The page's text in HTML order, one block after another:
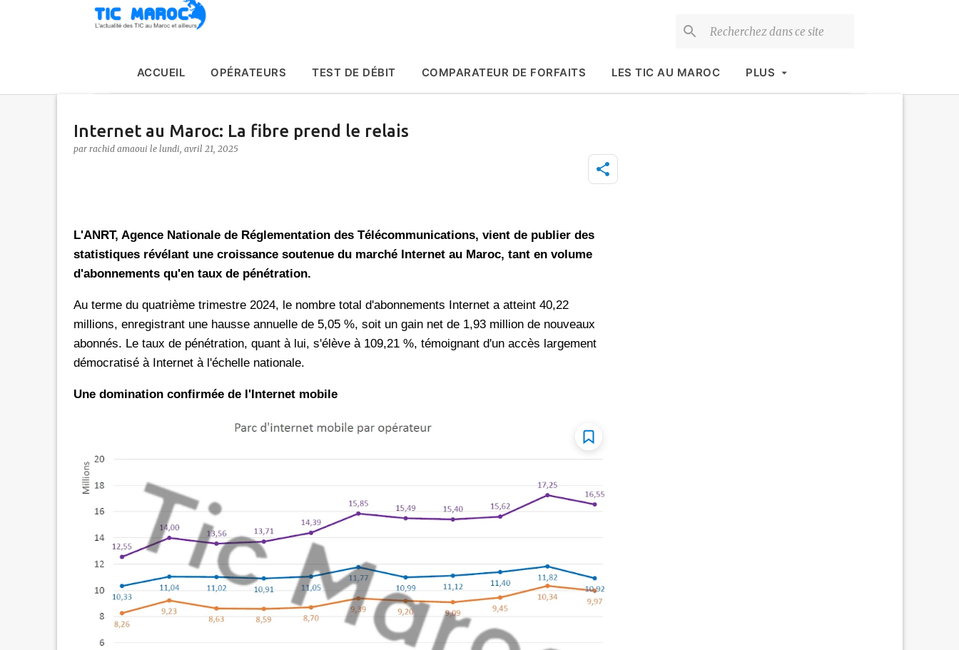
ACCUEIL OPÉRATEURS TEST DE DÉBIT COMPARATEUR DE FORFAITS LES TIC AU MAROC PLUS
Internet au Maroc: La fibre prend le relais
par rachid amaoui le lundi, avril 21, 2025
L'ANRT, Agence Nationale de Réglementation des Télécommunications, vient de publier des
statistiques révélant une croissance soutenue du marché Internet au Maroc, tant en volume
d'abonnements qu'en taux de pénétration.
Au terme du quatrième trimestre 2024, le nombre total d'abonnements Internet a atteint 40,22
millions, enregistrant une hausse annuelle de 5,05 %, soit un gain net de 1,93 million de nouveaux
abonnés. Le taux de pénétration, quant à lui, s'élève à 109,21 %, témoignant d'un accès largement
démocratisé à Internet à l'échelle nationale.
Une domination confirmée de l'Internet mobile